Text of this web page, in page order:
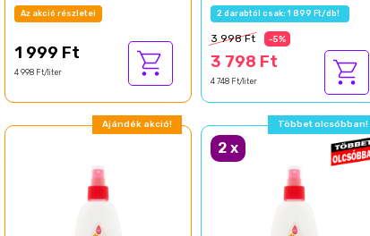
Az akció részletei
1 999 Ft
4 998 Ft/liter
2 darabtól csak: 1 899 Ft/db!
3 998 Ft -5%
3 798 Ft
4 748 Ft/liter
Ajándék akció! Többet olcsóbban!
2x